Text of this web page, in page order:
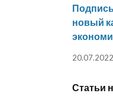
новый
20.07.2022
Статьи